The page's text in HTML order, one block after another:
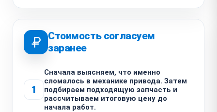
Стоимость согласуем
заранее
1
Сначала выясняем, что именно
сломалось в механике привода. Затем
подбираем подходящую запчасть и
рассчитываем итоговую цену до
начала работ.